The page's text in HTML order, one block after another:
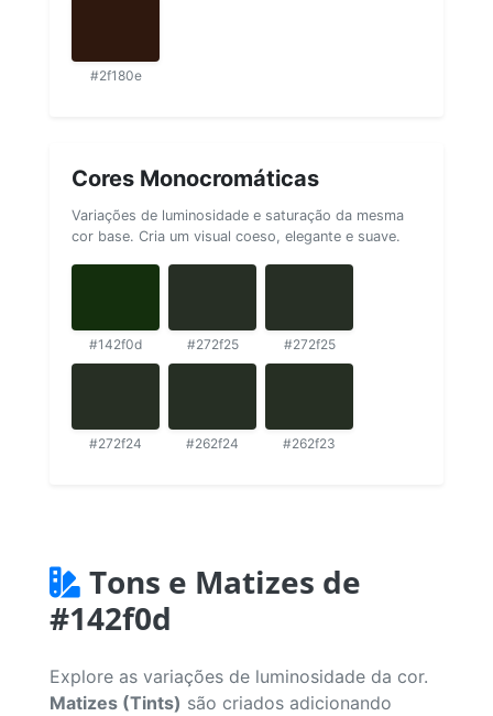
#2f180e
Cores Monocromáticas
Variações de luminosidade e saturação da mesma
cor base. Cria um visual coeso, elegante e suave.
#142f0d #272f25 #272f25
#272f24 #262f24 #262f23
Tons e Matizes de
#142f0d
Explore as variações de luminosidade da cor.
Matizes (Tints) são criados adicionando